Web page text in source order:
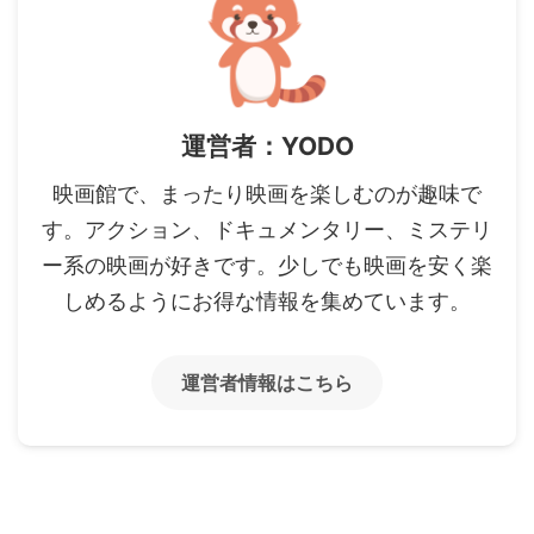
運営者：YODO
映画館で、まったり映画を楽しむのが趣味で
す。アクション、ドキュメンタリー、ミステリ
ー系の映画が好きです。少しでも映画を安く楽
しめるようにお得な情報を集めています。
運営者情報はこちら